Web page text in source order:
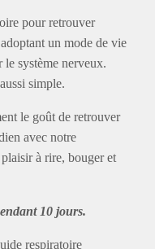
pour retrouver
un mode de vie
système nerveux.
simple.
le goût de retrouver
avec notre
à rire, bouger et
10 jours.
respiratoire